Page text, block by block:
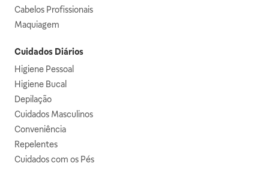
Cabelos Profissionais
Maquiagem
Cuidados Diários
Higiene Pessoal
Higiene Bucal
Depilação
Cuidados Masculinos
Conveniência
Repelentes
Cuidados com os Pés